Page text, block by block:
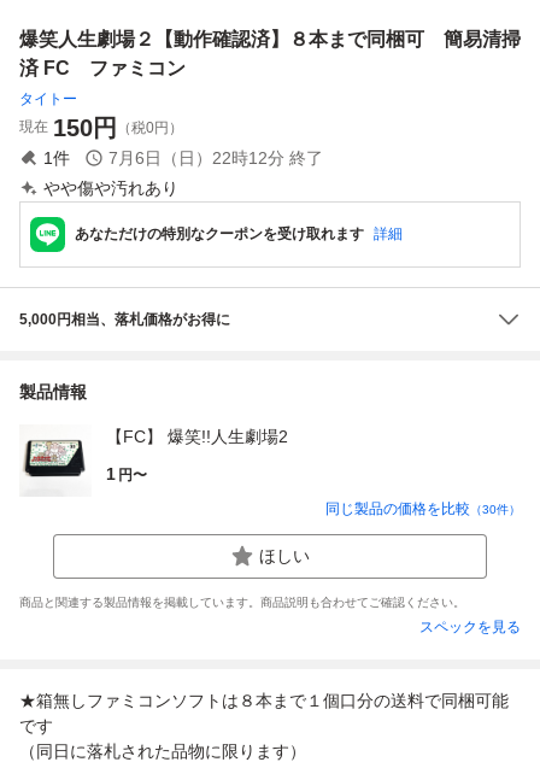
み) [S3821]
爆笑人生劇場２【動作確認済】８本まで同梱可 簡易清掃
済 FC ファミコン
タイトー
現在 150円 （税0円）
1件 7月6日（日）22時12分 終了
やや傷や汚れあり
あなただけの特別なクーポンを受け取れます 詳細
5,000円相当、落札価格がお得に
製品情報
【FC】 爆笑!!人生劇場2
1 円〜
同じ製品の価格を比較 （30件）
ほしい
商品と関連する製品情報を掲載しています。商品説明も合わせてご確認ください。
スペックを見る
★箱無しファミコンソフトは８本まで１個口分の送料で同梱可能
です
（同日に落札された品物に限ります）